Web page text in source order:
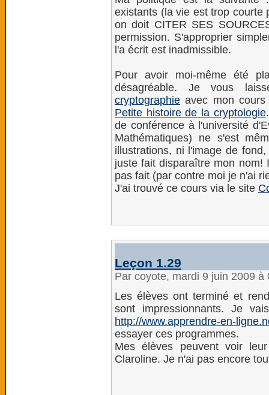
existants (la vie est trop courte
on doit CITER SES
permission. S'approprier
l'a écrit est inadmissible.
Pour avoir moi-même été
désagréable. Je vous
cryptographie avec mon
Petite histoire de la cryptologie
de conférence à l'université
Mathématiques) ne s'est
illustrations, ni l'image de
juste fait disparaître mon
pas fait (par contre moi je n'ai
J'ai trouvé ce cours via le site
Leçon 1.29
Par coyote, mardi 9 juin 2009
Les élèves ont terminé et
sont impressionnants. Je
http://www.apprendre-en-
essayer ces programmes.
Mes élèves peuvent voir
Claroline. Je n'ai pas encore